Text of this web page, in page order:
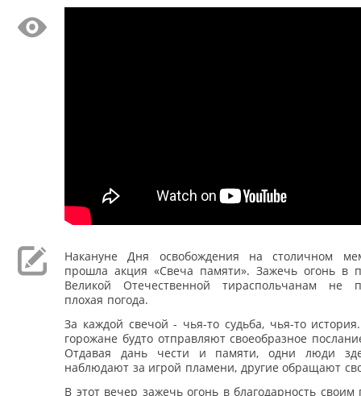
Накануне Дня освобождения на столичном
прошла акция «Свеча памяти». Зажечь огонь в
Великой Отечественной тираспольчанам не
плохая погода.
За каждой свечой - чья-то судьба, чья-то
горожане будто отправляют своеобразное
Отдавая дань чести и памяти, одни люди
наблюдают за игрой пламени, другие обращают
В этот вечер зажечь огонь в благодарность